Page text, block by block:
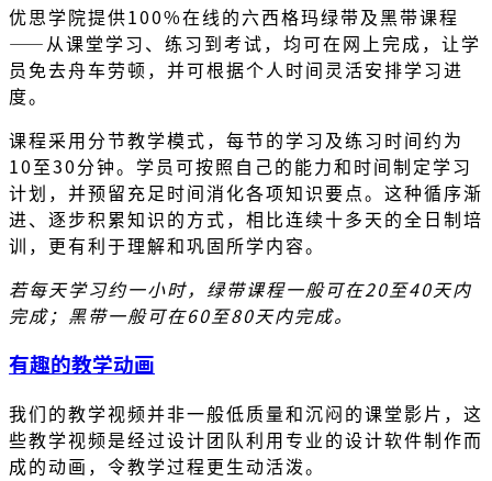
优思学院提供100%在线的六西格玛绿带及黑带课程
——从课堂学习、练习到考试，均可在网上完成，让学
员免去舟车劳顿，并可根据个人时间灵活安排学习进
度。
课程采用分节教学模式，每节的学习及练习时间约为
10至30分钟。学员可按照自己的能力和时间制定学习
计划，并预留充足时间消化各项知识要点。这种循序渐
进、逐步积累知识的方式，相比连续十多天的全日制培
训，更有利于理解和巩固所学内容。
若每天学习约一小时，绿带课程一般可在20至40天内
完成；黑带一般可在60至80天内完成。
有趣的教学动画
我们的教学视频并非一般低质量和沉闷的课堂影片，这
些教学视频是经过设计团队利用专业的设计软件制作而
成的动画，令教学过程更生动活泼。